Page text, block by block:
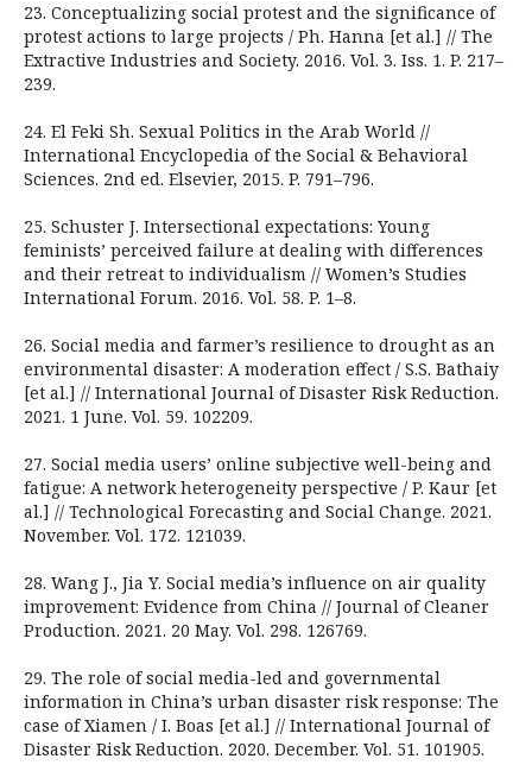
23. Conceptualizing social protest and the significance of
protest actions to large projects / Ph. Hanna [et al.] // The
Extractive Industries and Society. 2016. Vol. 3. Iss. 1. P. 217–
239.
24. El Feki Sh. Sexual Politics in the Arab World //
International Encyclopedia of the Social & Behavioral
Sciences. 2nd еd. Elsevier, 2015. P. 791–796.
25. Schuster J. Intersectional expectations: Young
feminists’ perceived failure at dealing with differences
and their retreat to individualism // Women’s Studies
International Forum. 2016. Vol. 58. P. 1–8.
26. Social media and farmer’s resilience to drought as an
environmental disaster: A moderation effect / S.S. Bathaiy
[et al.] // International Journal of Disaster Risk Reduction.
2021. 1 June. Vol. 59. 102209.
27. Social media users’ online subjective well-being and
fatigue: A network heterogeneity perspective / P. Kaur [et
al.] // Technological Forecasting and Social Change. 2021.
November. Vol. 172. 121039.
28. Wang J., Jia Y. Social media’s influence on air quality
improvement: Evidence from China // Journal of Cleaner
Production. 2021. 20 May. Vol. 298. 126769.
29. The role of social media-led and governmental
information in China’s urban disaster risk response: The
case of Xiamen / I. Boas [et al.] // International Journal of
Disaster Risk Reduction. 2020. December. Vol. 51. 101905.